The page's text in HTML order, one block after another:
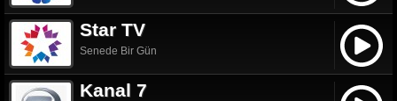
Star TV
Senede Bir Gün
Kanal 7